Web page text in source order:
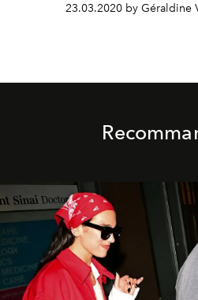
23.03.2020 by Géraldine